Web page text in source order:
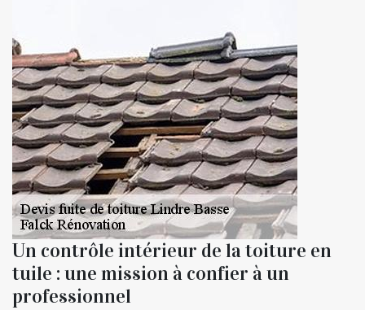
Un contrôle intérieur de la toiture en
tuile : une mission à confier à un
professionnel